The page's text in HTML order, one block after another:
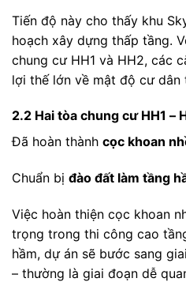
Tiến độ này cho thấy khu
hoạch xây dựng thấp tầng.
chung cư HH1 và HH2, các
lợi thế lớn về mật độ cư dân
2.2 Hai tòa chung cư HH1 –
Đã hoàn thành cọc khoan
Chuẩn bị đào đất làm tầng
Việc hoàn thiện cọc khoan
trọng trong thi công cao
hầm, dự án sẽ bước sang
– thường là giai đoạn dễ